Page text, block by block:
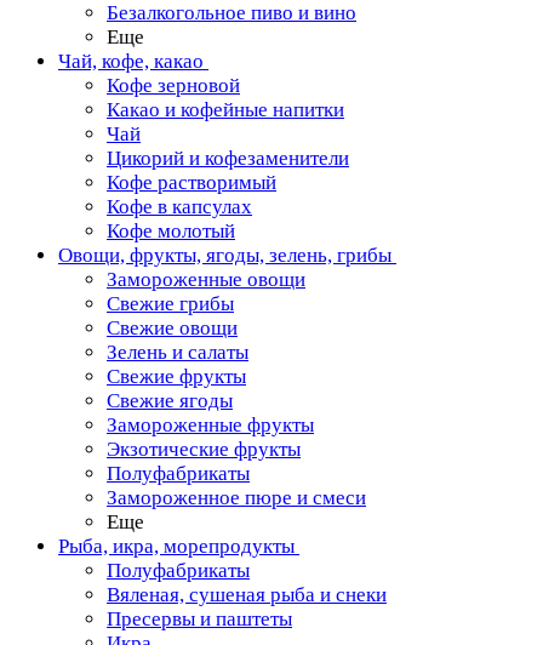
Безалкогольное пиво и вино
Еще
Чай, кофе, какао
Кофе зерновой
Какао и кофейные напитки
Чай
Цикорий и кофезаменители
Кофе растворимый
Кофе в капсулах
Кофе молотый
Овощи, фрукты, ягоды, зелень, грибы
Замороженные овощи
Свежие грибы
Свежие овощи
Зелень и салаты
Свежие фрукты
Свежие ягоды
Замороженные фрукты
Экзотические фрукты
Полуфабрикаты
Замороженное пюре и смеси
Еще
Рыба, икра, морепродукты
Полуфабрикаты
Вяленая, сушеная рыба и снеки
Пресервы и паштеты